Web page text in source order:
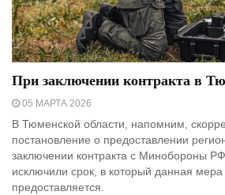
При заключении контракта в
05 МАРТА 2026
В Тюменской области, напомним,
постановление о предоставлении
заключении контракта с Минобороны
исключили срок, в который данная
предоставляется.